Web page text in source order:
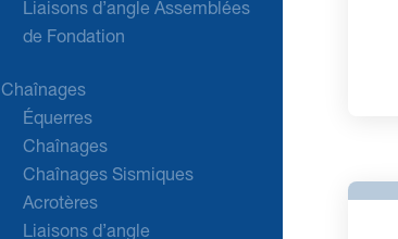
Liaisons d’angle Assemblées
de Fondation
Chaînages
Équerres
Chaînages
Chaînages Sismiques
Acrotères
Liaisons d’angle